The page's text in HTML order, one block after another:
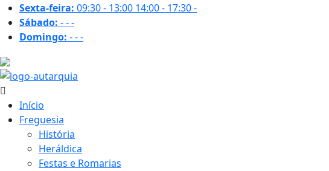
Sexta-feira: 09:30 - 13:00 14:00 - 17:30-
Sábado: ---
Domingo: ---
Início
Freguesia
História
Heráldica
Festas e Romarias